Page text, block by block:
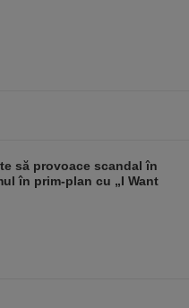
să provoace scandal în
în prim-plan cu „I Want